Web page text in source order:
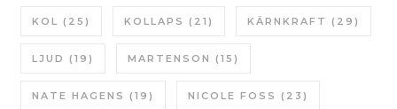
KOL (25) KOLLAPS (21) KÄRNKRAFT (29)
LJUD (19) MARTENSON (15)
NATE HAGENS (19) NICOLE FOSS (23)